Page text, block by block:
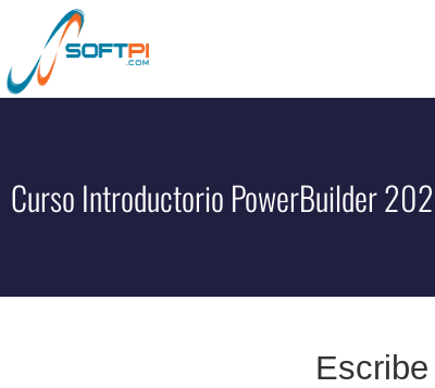
Curso Introductorio PowerBuilder